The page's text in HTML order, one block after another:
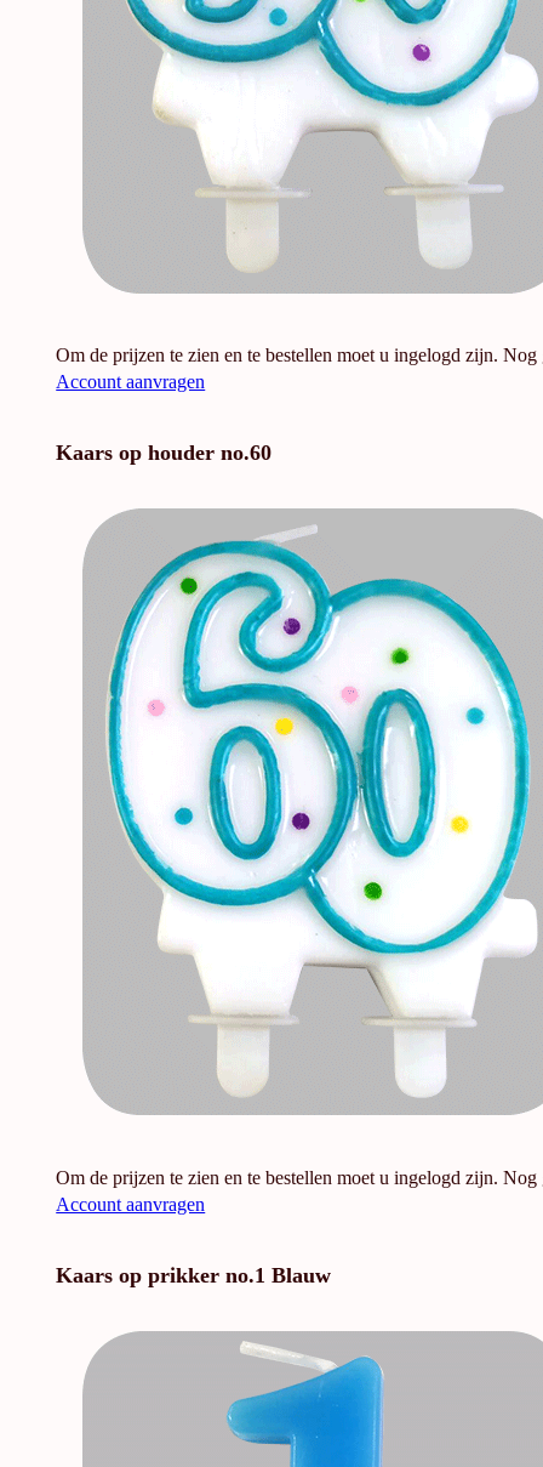
Om de prijzen te zien en te bestellen moet u ingelogd zijn. Nog
Account aanvragen
Kaars op houder no.60
Om de prijzen te zien en te bestellen moet u ingelogd zijn. Nog
Account aanvragen
Kaars op prikker no.1 Blauw